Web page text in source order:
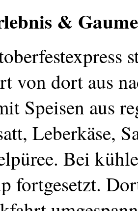
&
von dort aus
Speisen aus
Leberkäse,
Bei
fortgesetzt.